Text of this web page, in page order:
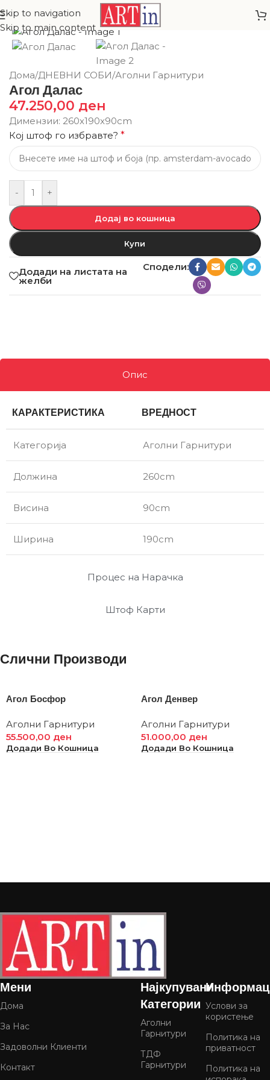
Skip to navigation
Skip to main content
Дома/ДНЕВНИ СОБИ/Аголни Гарнитури
Агол Далас
47.250,00 ден
Димензии: 260х190x90cm
Кој штоф го избравте? *
- +
Додај во кошница
Купи
Додади на листата на
желби
Сподели:
Опис
Процес на Нарачка
Штоф Карти
КАРАКТЕРИСТИКА ВРЕДНОСТ
Категорија Аголни Гарнитури
Должина 260cm
Висина 90cm
Ширина 190cm
Слични Производи
Агол Босфор
Аголни Гарнитури
55.500,00 ден
Додади Во Кошница
Агол Денвер
Аголни Гарнитури
51.000,00 ден
Додади Во Кошница
Мени
Дома
За Нас
Задоволни Клиенти
Контакт
Најкупувани
Категории
Аголни
Гарнитури
ТДФ
Гарнитури
Услови за
користење
Политика на
приватност
Политика на